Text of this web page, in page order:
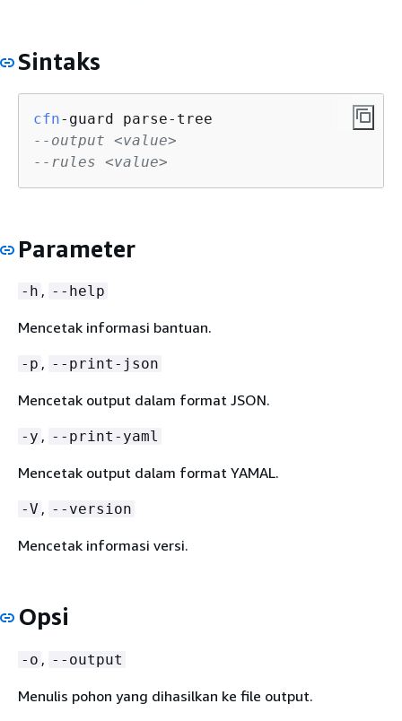
Sintaks
cfn
--output <value>
--rules <value>
Parameter
-h , --help
Mencetak informasi bantuan.
-p , --print-json
Mencetak output dalam format JSON.
-y , --print-yaml
Mencetak output dalam format YAMAL.
-V , --version
Mencetak informasi versi.
Opsi
-o , --output
Menulis pohon yang dihasilkan ke file output.